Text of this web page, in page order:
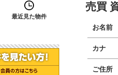
売買
お名前
カナ
ご住所
最近見た物件